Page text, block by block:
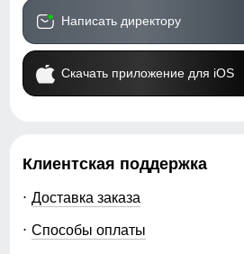
Написать директору
Скачать приложение для iOS
Клиентская поддержка
Доставка заказа
Способы оплаты